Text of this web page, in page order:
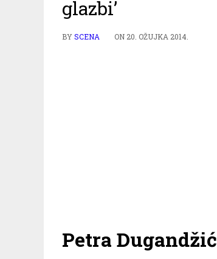
glazbi’
BYSCENA ON 20. OŽUJKA 2014.
Petra Dugandžić